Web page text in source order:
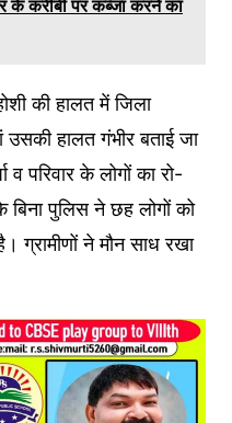
के करीबी पर कब्जा करने का
की हालत में जिला
उसकी हालत गंभीर बताई जा
व परिवार के लोगों का रो-
पुलिस ने छह लोगों को
ग्रामीणों ने मौन साध रखा